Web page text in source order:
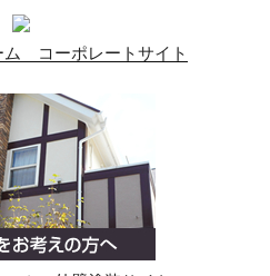
ム コーポレートサイト